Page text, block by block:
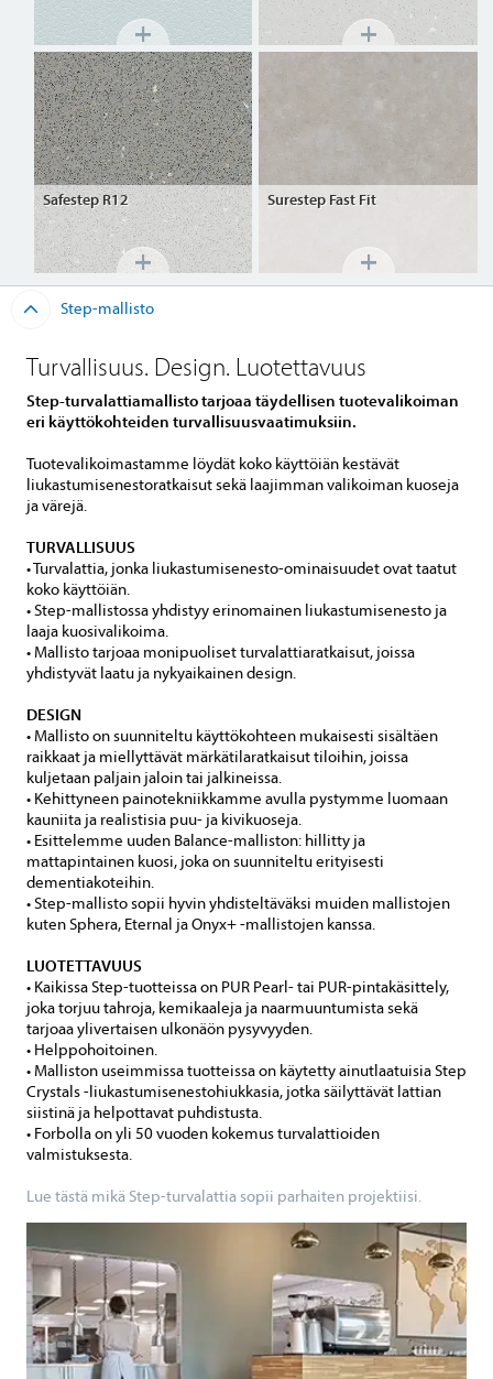
SafestepR12 Surestep Fast Fit
Step-mallisto
Turvallisuus. Design. Luotettavuus
Step-turvalattiamallisto tarjoaa täydellisen tuotevalikoiman
eri käyttökohteiden turvallisuusvaatimuksiin.
Tuotevalikoimastamme löydät koko käyttöiän kestävät
liukastumisenestoratkaisut sekä laajimman valikoiman kuoseja
ja värejä.
TURVALLISUUS
• Turvalattia, jonka liukastumisenesto-ominaisuudet ovat taatut
koko käyttöiän.
• Step-mallistossa yhdistyy erinomainen liukastumisenesto ja
laaja kuosivalikoima.
• Mallisto tarjoaa monipuoliset turvalattiaratkaisut, joissa
yhdistyvät laatu ja nykyaikainen design.
DESIGN
• Mallisto on suunniteltu käyttökohteen mukaisesti sisältäen
raikkaat ja miellyttävät märkätilaratkaisut tiloihin, joissa
kuljetaan paljain jaloin tai jalkineissa.
• Kehittyneen painotekniikkamme avulla pystymme luomaan
kauniita ja realistisia puu- ja kivikuoseja.
• Esittelemme uuden Balance-malliston: hillitty ja
mattapintainen kuosi, joka on suunniteltu erityisesti
dementiakoteihin.
• Step-mallisto sopii hyvin yhdisteltäväksi muiden mallistojen
kuten Sphera, Eternal ja Onyx+ -mallistojen kanssa.
LUOTETTAVUUS
• Kaikissa Step-tuotteissa on PUR Pearl- tai PUR-pintakäsittely,
joka torjuu tahroja, kemikaaleja ja naarmuuntumista sekä
tarjoaa ylivertaisen ulkonäön pysyvyyden.
• Helppohoitoinen.
• Malliston useimmissa tuotteissa on käytetty ainutlaatuisia Step
Crystals -liukastumisenestohiukkasia, jotka säilyttävät lattian
siistinä ja helpottavat puhdistusta.
• Forbolla on yli 50 vuoden kokemus turvalattioiden
valmistuksesta.
Lue tästä mikä Step-turvalattia sopii parhaiten projektiisi.